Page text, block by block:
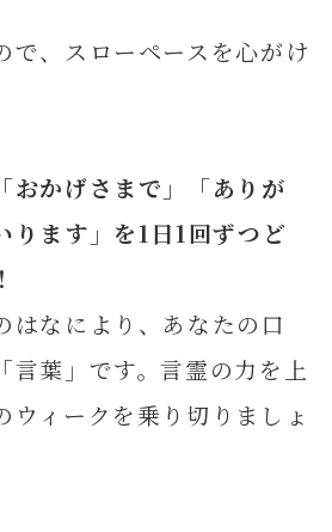
で、スローペースを心がけ
かげさまで」「ありが
ります」を1日1回ずつど
はなにより、あなたの口
言葉」です。言霊の力を上
ウィークを乗り切りましょ